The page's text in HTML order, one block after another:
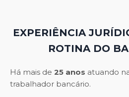
EXPERIÊNCIA
ROTINA DO
Há mais de 25 anos atuando
trabalhador bancário.